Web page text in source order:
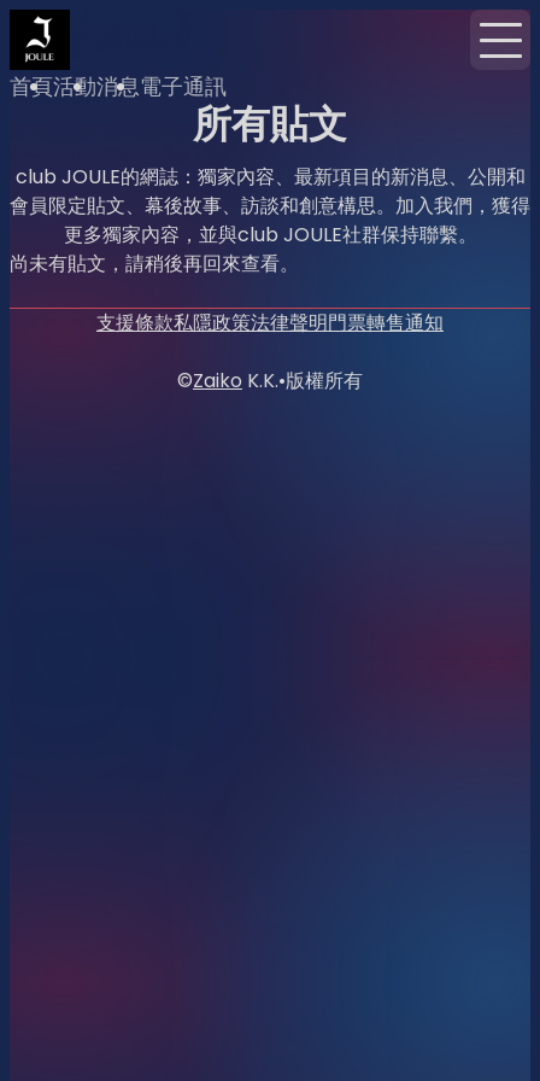
首頁活動消息電子通訊
所有貼文
club JOULE的網誌：獨家內容、最新項目的新消息、公開和
會員限定貼文、幕後故事、訪談和創意構思。加入我們，獲得
更多獨家內容，並與club JOULE社群保持聯繫。
尚未有貼文，請稍後再回來查看。
支援條款私隱政策法律聲明門票轉售通知
©Zaiko K.K.•版權所有